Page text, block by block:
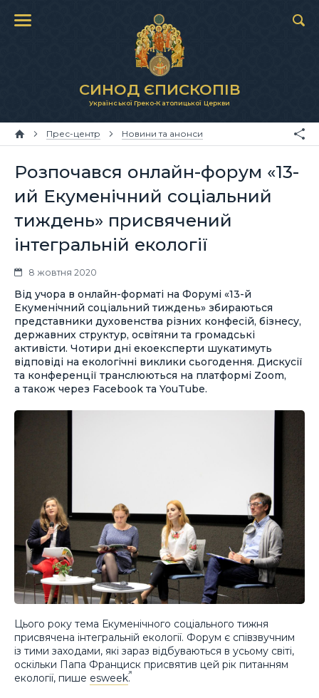
СИНОД ЄПИСКОПІВ
Української Греко-Католицької Церкви
Прес-центр Новини та анонси
Розпочався онлайн-форум «13-
ий Екуменічний соціальний
тиждень» присвячений
інтегральній екології
8 жовтня 2020
Від учора в онлайн-форматі на Форумі «13-й
Екуменічний соціальний тиждень» збираються
представники духовенства різних конфесій, бізнесу,
державних структур, освітяни та громадські
активісти. Чотири дні екоексперти шукатимуть
відповіді на екологічні виклики сьогодення. Дискусії
та конференції транслюються на платформі Zoom,
а також через Facebook та YouTube.
Цього року тема Екуменічного соціального тижня
присвячена інтегральній екології. Форум є співзвучним
із тими заходами, які зараз відбуваються в усьому світі,
оскільки Папа Франциск присвятив цей рік питанням
екології, пише esweek.